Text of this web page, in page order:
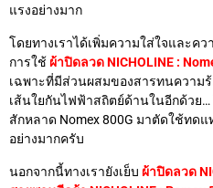
แรงอย่างมาก
โดยทางเราได้เพิ่มความใส่ใจและค
การใช้ ผ้าปิดลวด NICHOLINE :
เฉพาะที่มีส่วนผสมของสารทนความ
เส้นใยกันไฟฟ้าสถิตย์ด้านในอีกด้วย
สักหลาด Nomex 800G มาตัดใช้ทด
อย่างมากครับ
นอกจากนี้ทางเรายังเย็บ ผ้าปิดลวด